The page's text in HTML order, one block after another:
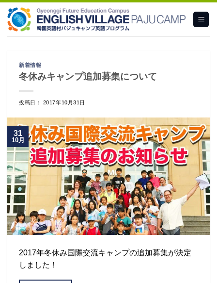
content
新着情報
冬休みキャンプ追加募集について
投稿日： 2017年10月31日
31
10月
2017年冬休み国際交流キャンプの追加募集が決定
しました！